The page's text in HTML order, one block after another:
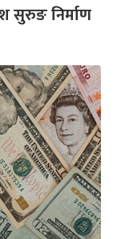
सुरुङ निर्माण